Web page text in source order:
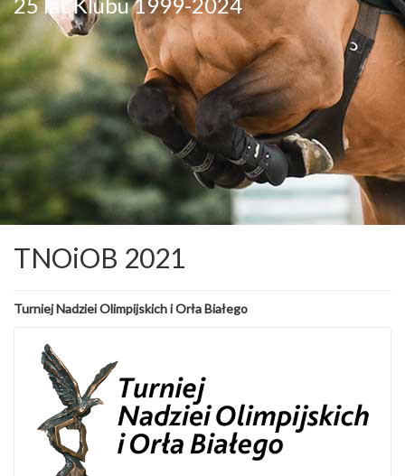
TNOiOB 2021
Turniej Nadziei Olimpijskich i Orła Białego